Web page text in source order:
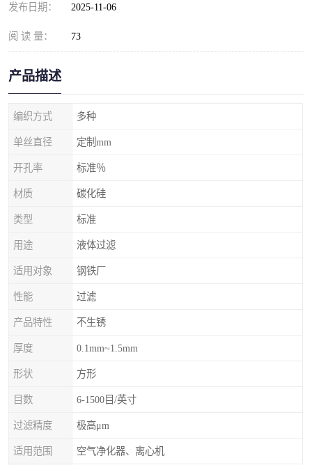
发布日期： 2025-11-06
阅 读 量： 73
产品描述
编织方式 多种
单丝直径 定制mm
开孔率 标准％
材质 碳化硅
类型 标准
用途 液体过滤
适用对象 钢铁厂
性能 过滤
产品特性 不生锈
厚度 0.1mm~1.5mm
形状 方形
目数 6-1500目/英寸
过滤精度 极高μm
适用范围 空气净化器、离心机